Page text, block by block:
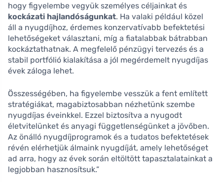
hogy figyelembe vegyük személyes céljainkat és
kockázati hajlandóságunkat. Ha valaki például közel
áll a nyugdíjhoz, érdemes konzervatívabb befektetési
lehetőségeket választani, míg a fiatalabbak bátrabban
kockáztathatnak. A megfelelő pénzügyi tervezés és a
stabil portfólió kialakítása a jól megérdemelt nyugdíjas
évek záloga lehet.
Összességében, ha figyelembe vesszük a fent említett
stratégiákat, magabiztosabban nézhetünk szembe
nyugdíjas éveinkkel. Ezzel biztosítva a nyugodt
életvitelünket és anyagi függetlenségünket a jövőben.
Az önálló nyugdíjprogramok és a tudatos befektetések
révén elérhetjük álmaink nyugdíját, amely lehetőséget
ad arra, hogy az évek során eltöltött tapasztalatainkat a
legjobban hasznosítsuk.”